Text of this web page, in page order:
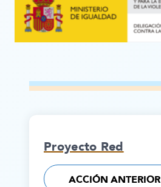
Proyecto Red
ACCIÓN ANTERIOR